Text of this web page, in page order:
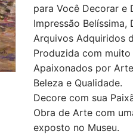
para Você Decorar e
Impressão
Arquivos Adquiridos
Produzida com
Apaixonados por
Beleza e Qualidade.
Decore com sua
Obra de Arte com
exposto no Museu.